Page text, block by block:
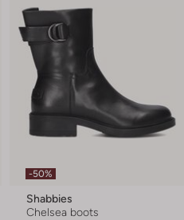
-50%
Shabbies
Chelsea boots